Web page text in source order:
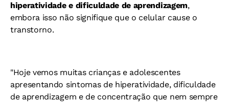
hiperatividade e dificuldade de aprendizagem,
embora isso não signifique que o celular cause o
transtorno.
"Hoje vemos muitas crianças e adolescentes
apresentando sintomas de hiperatividade, dificuldade
de aprendizagem e de concentração que nem sempre